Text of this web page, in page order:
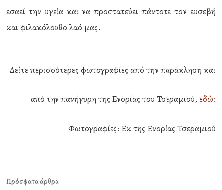
εσαεί την υγεία και να προστατεύει πάντοτε τον ευσεβή
και φιλακόλουθο λαό μας.
Δείτε περισσότερες φωτογραφίες από την παράκληση και
από την πανήγυρη της Ενορίας του Τσεραμιού, εδώ:
Φωτογραφίες: Εκ της Ενορίας Τσεραμιού
Πρόσφατα άρθρα